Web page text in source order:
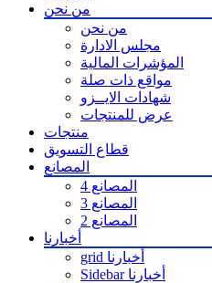
من نحن
من نحن
مجلس الادارة
المؤشرات المالية
مواقع ذات صلة
شهادات الايــزو
عرض للمنتجات
منتجات
قطاع التسويق
المصانع
المصانع 4
المصانع 3
المصانع 2
أخبارنا
grid أخبارنا
Sidebar أخبارنا